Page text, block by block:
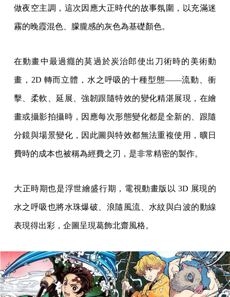
做夜空主調，這次因應大正時代的故事氛圍，以充滿迷
霧的晚霞混色、朦朧感的灰色為基礎顏色。
在動畫中最過癮的莫過於炭治郎使出刀術時的美術動
畫，2D 轉而立體，水之呼吸的十種型態——流動、衝
擊、柔軟、延展、強韌跟隨特效的變化精湛展現，在繪
畫或攝影拍攝時，因應每次形態變化都是全新的、跟隨
分鏡與場景變化，因此圖與特效都無法重複使用，曠日
費時的成本也被稱為經費之刃，是非常精密的製作。
大正時期也是浮世繪盛行期，電視動畫版以 3D 展現的
水之呼吸也將水珠爆破、浪隨風流、水紋與白波的動線
表現得出彩，企圖呈現葛飾北齋風格。